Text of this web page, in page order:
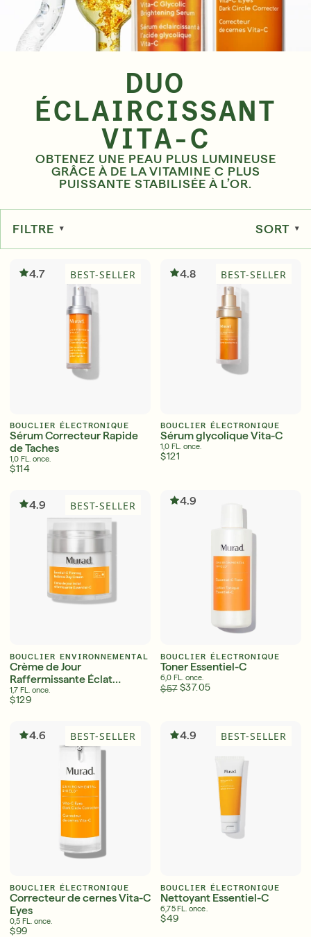
Super hydratants avec SPF qui vous
accompagnent tout au long de l'été
APPRENDRE ENCORE PLUS
30 ans de résultats inégalés et cliniquement
Achetez maintenant
INSCRIRE
DUO
ÉCLAIRCISSANT
VITA-C
OBTENEZ UNE PEAU PLUS LUMINEUSE
GRÂCE À DE LA VITAMINE C PLUS
PUISSANTE STABILISÉE À L’OR.
FILTRE SORT
4.7 BEST-SELLER
BOUCLIER ÉLECTRONIQUE
Sérum Correcteur Rapide
de Taches
1,0 FL. once.
$114
4.8 BEST-SELLER
BOUCLIER ÉLECTRONIQUE
Sérum glycolique Vita-C
1,0 FL. once.
$121
4.9 BEST-SELLER
BOUCLIER ENVIRONNEMENTAL
Crème de Jour
Raffermissante Éclat
Essential-C
1,7 FL. once.
$129
4.9
BOUCLIER ÉLECTRONIQUE
Toner Essentiel-C
6,0 FL. once.
$57 $37.05
4.6 BEST-SELLER
BOUCLIER ÉLECTRONIQUE
Correcteur de cernes Vita-C
Eyes
0,5 FL. once.
$99
4.9 BEST-SELLER
BOUCLIER ÉLECTRONIQUE
Nettoyant Essentiel-C
6,75 FL. once.
$49